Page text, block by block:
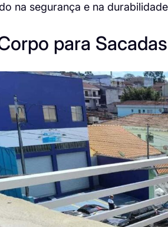
na segurança e na
para